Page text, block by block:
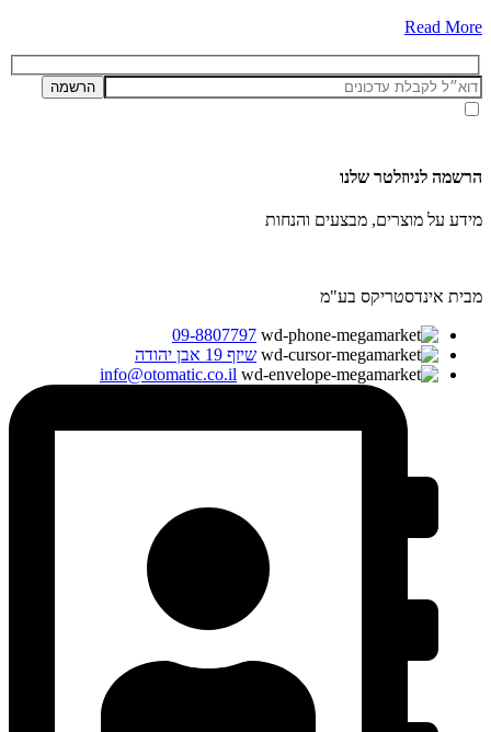
Read More
הרשמה לניוזלטר שלנו
מידע על מוצרים, מבצעים והנחות
מבית אינדסטריקס בע"מ
09-8807797
שיזף 19 אבן יהודה
info@otomatic.co.il